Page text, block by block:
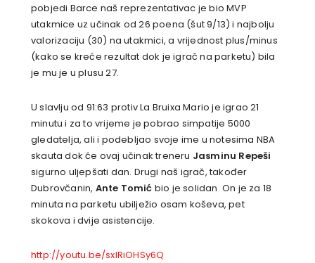
pobjedi Barce naš reprezentativac je bio MVP
utakmice uz učinak od 26 poena (šut 9/13) i najbolju
valorizaciju (30) na utakmici, a vrijednost plus/minus
(kako se kreće rezultat dok je igrač na parketu) bila
je mu je u plusu 27.
U slavlju od 91:63 protiv La Bruixa Mario je igrao 21
minutu i za to vrijeme je pobrao simpatije 5000
gledatelja, ali i podebljao svoje ime u notesima NBA
skauta dok će ovaj učinak treneru Jasminu Repeši
sigurno uljepšati dan. Drugi naš igrač, također
Dubrovčanin, Ante Tomić bio je solidan. On je za 18
minuta na parketu ubilježio osam koševa, pet
skokova i dvije asistencije.
http://youtu.be/sxIRiOHSy6Q